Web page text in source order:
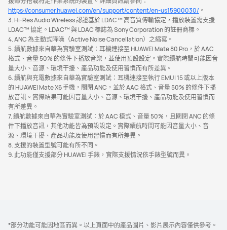
https://consumer.huawei.com/en/support/content/en-us15900030/ 。
3. Hi-Res Audio Wireless 認證基於 LDAC™ 高音質傳輸協定，播放裝置需支援
LDAC™ 協定。LDAC™ 與 LDAC 標誌為 Sony Corporation 的註冊商標。
4. ANC 為主動式降噪（Active Noise Cancellation）之縮寫。
5. 續航數據來自華為實驗室測試：耳機連接至 HUAWEI Mate 80 Pro，於 AAC
格式、音量 50% 的條件下播放音樂，並使用預設設定。實際續航時間可能因音
量大小、音源、環境干擾、產品功能及使用習慣而有所差異。
6. 續航與充電數據來自華為實驗室測試：耳機連接至執行 EMUI 15 或以上版本
的 HUAWEI Mate X6 手機，關閉 ANC，並於 AAC 格式、音量 50% 的條件下播
放音訊。實際結果可能因音量大小、音源、環境干擾、產品功能及使用習慣而
有所差異。
7. 續航數據來自華為實驗室測試：於 AAC 模式、音量 50%，且關閉 ANC 的條
件下播放音訊，其他功能皆為預設設定。實際續航時間可能因音量大小、音
源、環境干擾、產品功能及使用習慣而有所差異。
8. 支援的裝置型號可能有所不同。
9. 此功能僅支援部分 HUAWEI 手錶，實際支援情況依手錶型號而異。
*部分功能可能因地區而異。以上頁面中的產品圖片、影片展示內容僅供參考。